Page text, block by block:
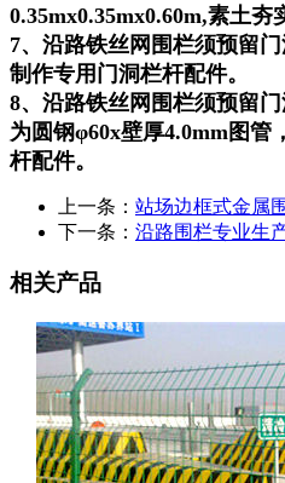
0.35mx0.35mx0.60m,素土夯
7、沿路铁丝网围栏须预留
制作专用门洞栏杆配件。
8、沿路铁丝网围栏须预留
为圆钢φ60x壁厚4.0mm图管
杆配件。
上一条： 站场边框式金属
下一条： 沿路围栏专业生
相关产品